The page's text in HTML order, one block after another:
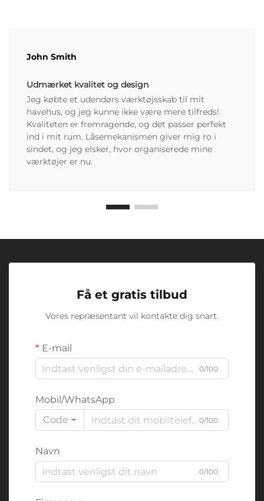
John Smith
Udmærket kvalitet og design
Jeg købte et udendørs værktøjsskab til mit
havehus, og jeg kunne ikke være mere tilfreds!
Kvaliteten er fremragende, og det passer perfekt
ind i mit rum. Låsemekanismen giver mig ro i
sindet, og jeg elsker, hvor organiserede mine
værktøjer er nu.
Få et gratis tilbud
Vores repræsentant vil kontakte dig snart.
E-mail
0/100
Mobil/WhatsApp
Code
0/100
Navn
0/100